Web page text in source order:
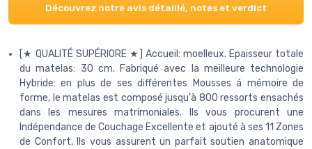
Découvrez notre avis détaillé, notes et verdict
[★ QUALITÉ SUPÉRIORE ★] Accueil: moelleux. Epaisseur totale
du matelas: 30 cm. Fabriqué avec la meilleure technologie
Hybride: en plus de ses différentes Mousses á mémoire de
forme, le matelas est composé jusqu'à 800 ressorts ensachés
dans les mesures matrimoniales. Ils vous procurent une
Indépendance de Couchage Excellente et ajouté à ses 11 Zones
de Confort, Ils vous assurent un parfait soutien anatomique